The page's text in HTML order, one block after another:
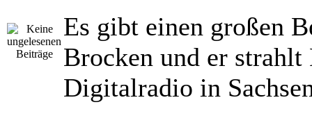
Es gibt einen großen
Brocken und er
Digitalradio in